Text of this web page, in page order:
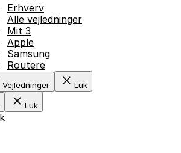
Erhverv
Alle vejledninger
Mit 3
Apple
Samsung
Routere
Vejledninger Luk
Luk